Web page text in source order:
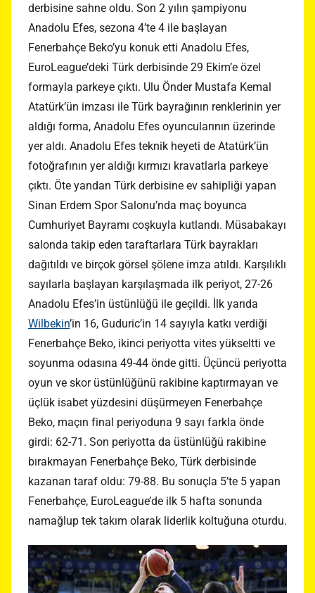
derbisine sahne oldu. Son 2 yılın şampiyonu
Anadolu Efes, sezona 4’te 4 ile başlayan
Fenerbahçe Beko’yu konuk etti Anadolu Efes,
EuroLeague’deki Türk derbisinde 29 Ekim’e özel
formayla parkeye çıktı. Ulu Önder Mustafa Kemal
Atatürk’ün imzası ile Türk bayrağının renklerinin yer
aldığı forma, Anadolu Efes oyuncularının üzerinde
yer aldı. Anadolu Efes teknik heyeti de Atatürk’ün
fotoğrafının yer aldığı kırmızı kravatlarla parkeye
çıktı. Öte yandan Türk derbisine ev sahipliği yapan
Sinan Erdem Spor Salonu’nda maç boyunca
Cumhuriyet Bayramı coşkuyla kutlandı. Müsabakayı
salonda takip eden taraftarlara Türk bayrakları
dağıtıldı ve birçok görsel şölene imza atıldı. Karşılıklı
sayılarla başlayan karşılaşmada ilk periyot, 27-26
Anadolu Efes’in üstünlüğü ile geçildi. İlk yarıda
Wilbekin’in 16, Guduric’in 14 sayıyla katkı verdiği
Fenerbahçe Beko, ikinci periyotta vites yükseltti ve
soyunma odasına 49-44 önde gitti. Üçüncü periyotta
oyun ve skor üstünlüğünü rakibine kaptırmayan ve
üçlük isabet yüzdesini düşürmeyen Fenerbahçe
Beko, maçın final periyoduna 9 sayı farkla önde
girdi: 62-71. Son periyotta da üstünlüğü rakibine
bırakmayan Fenerbahçe Beko, Türk derbisinde
kazanan taraf oldu: 79-88. Bu sonuçla 5’te 5 yapan
Fenerbahçe, EuroLeague’de ilk 5 hafta sonunda
namağlup tek takım olarak liderlik koltuğuna oturdu.